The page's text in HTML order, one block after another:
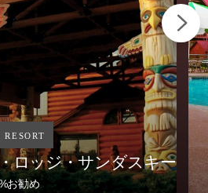
ロッジ・サンダスキー
お勧め